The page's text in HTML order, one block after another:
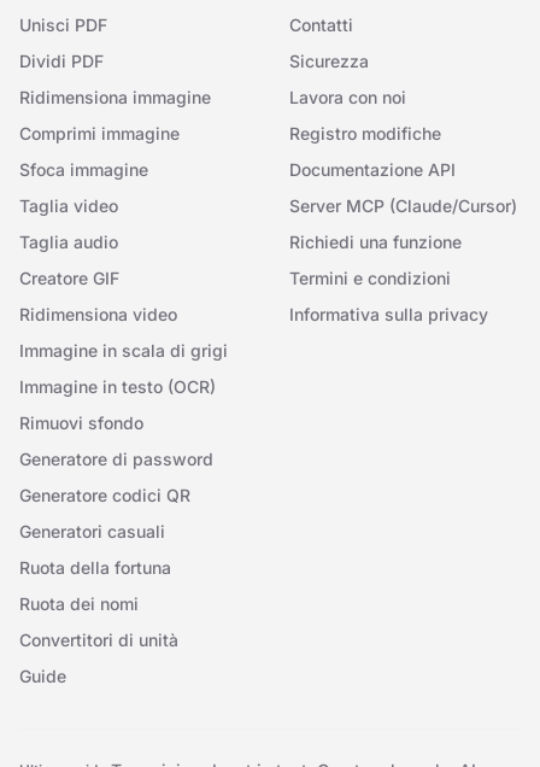
Unisci PDF
Dividi PDF
Ridimensiona immagine
Comprimi immagine
Sfoca immagine
Taglia video
Taglia audio
Creatore GIF
Ridimensiona video
Immagine in scala di grigi
Immagine in testo (OCR)
Rimuovi sfondo
Generatore di password
Generatore codici QR
Generatori casuali
Ruota della fortuna
Ruota dei nomi
Convertitori di unità
Guide
Contatti
Sicurezza
Lavora con noi
Registro modifiche
Documentazione API
Server MCP (Claude/Cursor)
Richiedi una funzione
Termini e condizioni
Informativa sulla privacy